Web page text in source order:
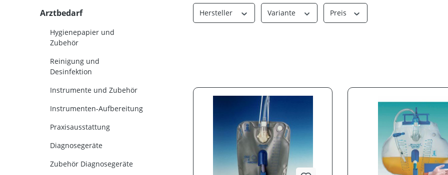
Arztbedarf
Hygienepapier und
Zubehör
Reinigung und
Desinfektion
Instrumente und Zubehör
Instrumenten-Aufbereitung
Praxisausstattung
Diagnosegeräte
Zubehör Diagnosegeräte
Hersteller Variante Preis